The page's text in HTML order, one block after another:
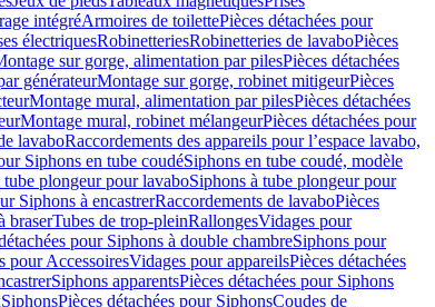
intégréArmoires de toilettePièces détachées pour
électriquesRobinetteriesRobinetteries de lavaboPièces
sur gorge, alimentation par pilesPièces détachées
générateurMontage sur gorge, robinet mitigeurPièces
Montage mural, alimentation par pilesPièces détachées
Montage mural, robinet mélangeurPièces détachées pour
lavaboRaccordements des appareils pour l’espace lavabo,
Siphons en tube coudéSiphons en tube coudé, modèle
tube plongeur pour lavaboSiphons à tube plongeur pour
Siphons à encastrerRaccordements de lavaboPièces
braserTubes de trop-pleinRallongesVidages pour
pour Siphons à double chambreSiphons pour
pour AccessoiresVidages pour appareilsPièces détachées
Siphons apparentsPièces détachées pour Siphons
SiphonsPièces détachées pour SiphonsCoudes de